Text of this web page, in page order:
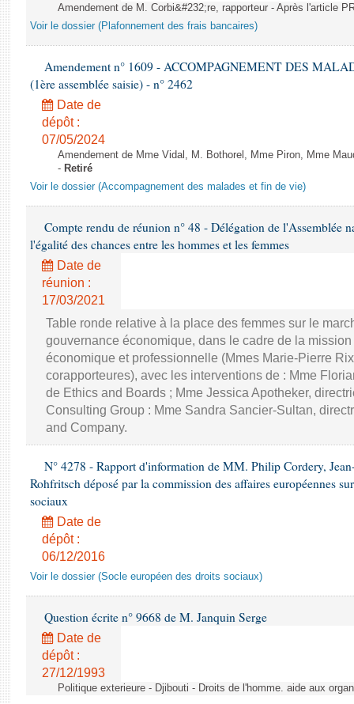
Amendement de M. Corbi&#232;re, rapporteur - Après l'article
Voir le dossier (Plafonnement des frais bancaires)
Amendement n° 1609 - ACCOMPAGNEMENT DES
(1ère assemblée saisie) - n° 2462
Date de
dépôt :
07/05/2024
Amendement de Mme Vidal, M. Bothorel, Mme Piron, Mme
- Retiré
Voir le dossier (Accompagnement des malades et fin de vie)
Compte rendu de réunion n° 48 - Délégation de l'Assemblée
l'égalité des chances entre les hommes et les femmes
Date de
réunion :
17/03/2021
Table ronde relative à la place des femmes sur le
gouvernance économique, dans le cadre de la
économique et professionnelle (Mmes Marie-Pierre
corapporteures), avec les interventions de : Mme
de Ethics and Boards ; Mme Jessica Apotheker,
Consulting Group : Mme Sandra Sancier-Sultan,
and Company.
N° 4278 - Rapport d'information de MM. Philip Cordery,
Rohfritsch déposé par la commission des affaires européennes
sociaux
Date de
dépôt :
06/12/2016
Voir le dossier (Socle européen des droits sociaux)
Question écrite n° 9668 de M. Janquin Serge
Date de
dépôt :
27/12/1993
Politique exterieure - Djibouti - Droits de l'homme. aide aux